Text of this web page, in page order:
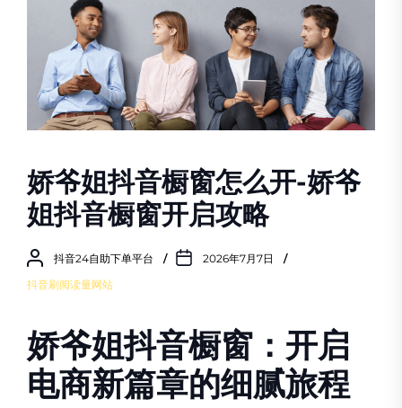
娇爷姐抖音橱窗怎么开-娇爷
姐抖音橱窗开启攻略
抖音24自助下单平台
2026年7月7日
抖音刷阅读量网站
娇爷姐抖音橱窗：开启
电商新篇章的细腻旅程